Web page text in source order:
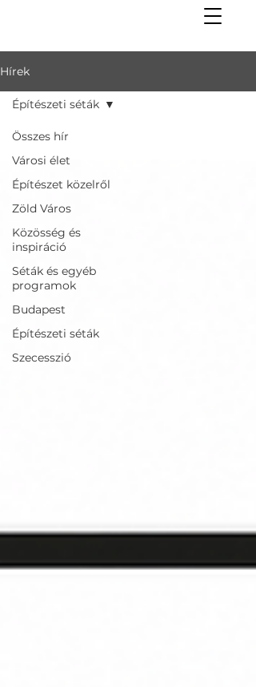
Hírek
Összes hír
Városi élet
Építészet közelről
Zöld Város
Közösség és
inspiráció
Séták és egyéb
programok
Budapest
Építészeti séták
Szecesszió
Építészeti séták